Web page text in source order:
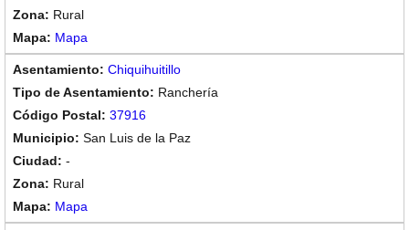
Rural
Mapa
Chiquihuitillo
Ranchería
37916
San Luis de la Paz
-
Rural
Mapa